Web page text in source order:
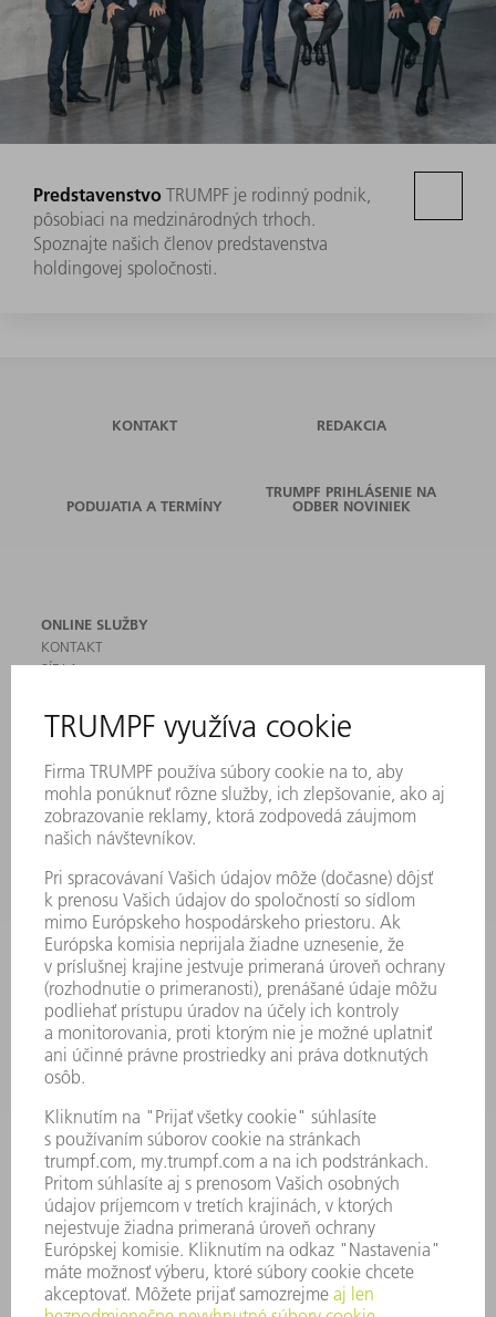
Predstavenstvo TRUMPF je rodinný podnik,
pôsobiaci na medzinárodných trhoch.
Spoznajte našich členov predstavenstva
holdingovej spoločnosti.
KONTAKT REDAKCIA
PODUJATIA A TERMÍNY
TRUMPF PRIHLÁSENIE NA
ODBER NOVINIEK
ONLINE SLUŽBY
KONTAKT
SÍDLA
PRIHLÁSENIE NA ODBER NOVINIEK
KARTA BEZPEČNOSTNÝCH ÚDAJOV
STROJE & SYSTÉMY
LASER
VÝKONOVÁ ELEKTRONIKA
ELEKTRICKÉ RUČNÉ NÁRADIE
SMART FACTORY
SOFTVÉR
SLUŽBY
APLIKÁCIE
ODVETVIA
PODNIK
KARIÉRA
PONUKY PRACOVNÝCH MIEST
PROFIL FIRMY
PREDSTAVENSTVO
SPRÁVA O HOSPODÁRENÍ
FIREMNÉ PRINCÍPY
ZHODA
SYSTÉM OZNAMOVANIA
SECURITY
TLAČOVÉ SPRÁVY
ČASOPISY
STABILITA
ŽIVOTNÉ PROSTREDIE & KLÍMA
SOCIÁLNE VECI & SPOLOČNOSŤ
VEDENIE PODNIKU